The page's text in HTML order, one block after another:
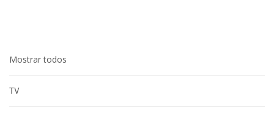
Mostrar todos
TV